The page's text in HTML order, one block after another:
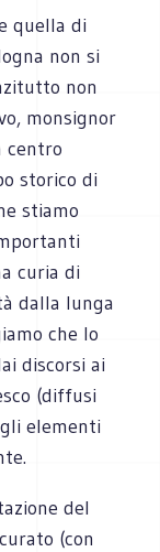
quella di
non si
non
monsignor
centro
storico di
stiamo
curia di
dalla lunga
che lo
discorsi ai
(diffusi
elementi
del
(con